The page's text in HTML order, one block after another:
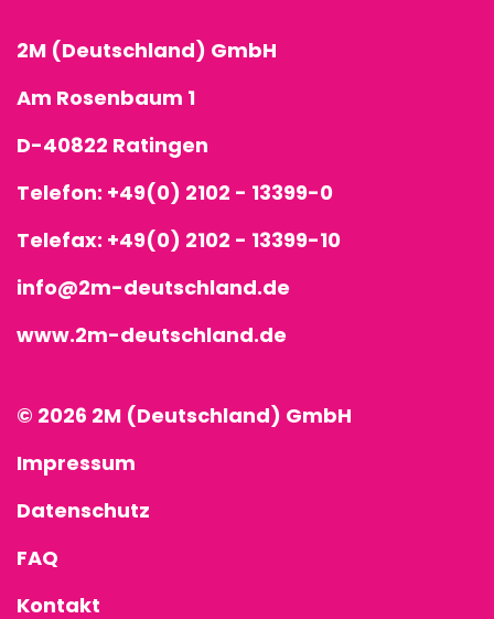
2M (Deutschland) GmbH
Am Rosenbaum 1
D-40822 Ratingen
Telefon: +49(0) 2102 - 13399-0
Telefax: +49(0) 2102 - 13399-10
info@2m-deutschland.de
www.2m-deutschland.de
© 2026 2M (Deutschland) GmbH
Impressum
Datenschutz
FAQ
Kontakt